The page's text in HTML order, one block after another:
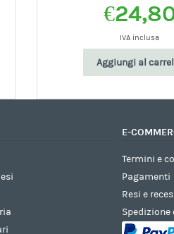
€
IVA inclusa
Aggiungi al
E-
Termini e
Pagamenti
Resi e
Spedizione